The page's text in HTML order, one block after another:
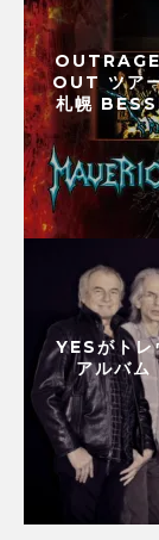
OUT ツア
札幌
YESがトレ
アルバ